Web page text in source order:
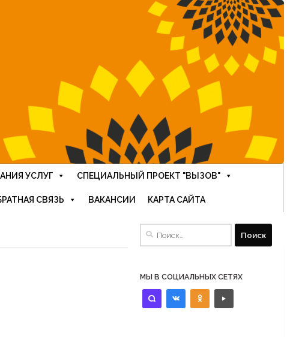
УСЛУГ СПЕЦИАЛЬНЫЙ ПРОЕКТ "ВЫЗОВ"
СВЯЗЬ ВАКАНСИИ КАРТА САЙТА
Найти:
МЫ В СОЦИАЛЬНЫХ СЕТЯХ
identica vkontakteodnoklassniki
controls-
play